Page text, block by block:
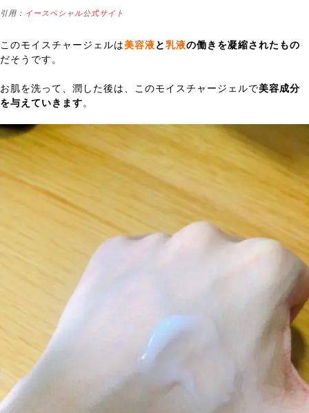
引用： イースペシャル公式サイト
このモイスチャージェルは美容液と乳液の働きを凝縮されたもの
だそうです。
お肌を洗って、潤した後は、このモイスチャージェルで美容成分
を与えていきます。